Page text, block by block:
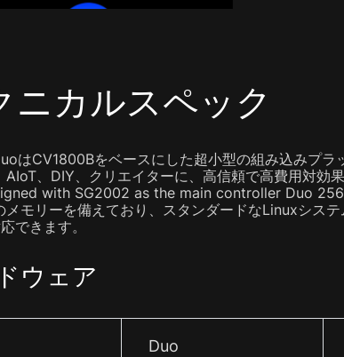
ニカルスペック
はCV1800Bをベースにした超小型の組み込みプ
AIoT、DIY、クリエイターに、高信頼で高費用対
with SG2002 as the main controller Duo
メモリーを備えており、スタンダードなLinuxシス
できます。
ウェア
Duo